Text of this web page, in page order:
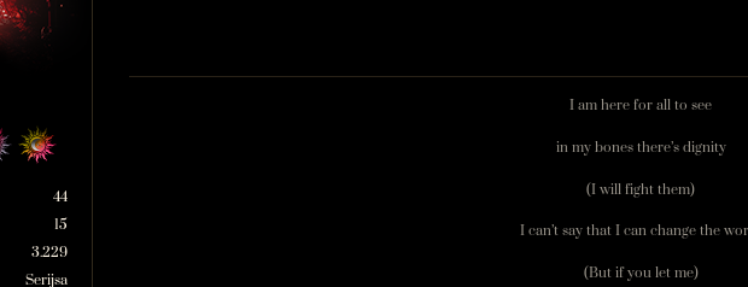
44
15
3.229
Serijsa
I am here for all to see
in my bones there’s dignity
(I will fight them)
I can’t say that I can change the
(But if you let me)